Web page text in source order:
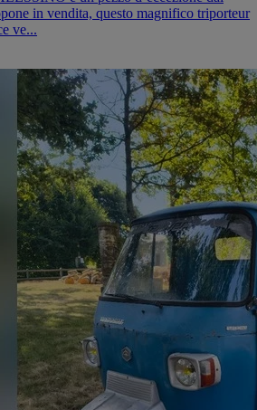
in vendita, questo magnifico triporteur
ve...